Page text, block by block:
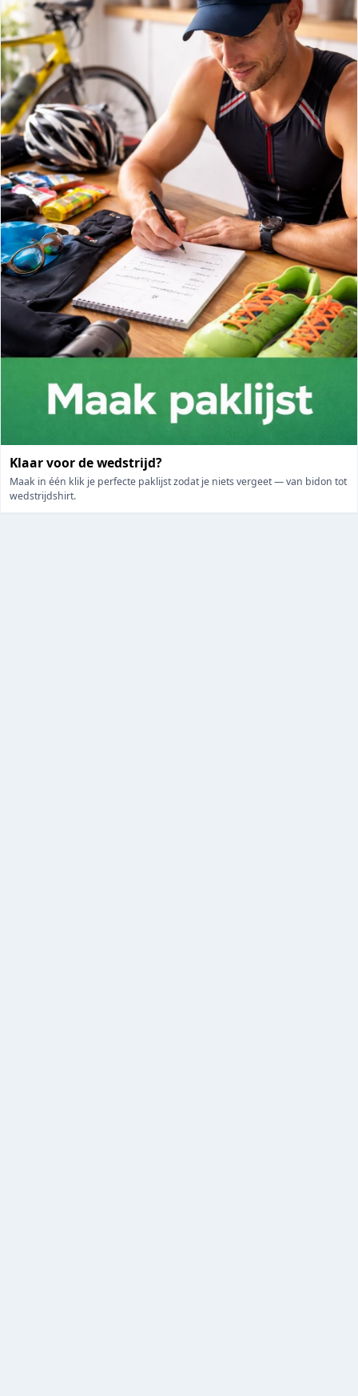
Klaar voor de wedstrijd?
Maak in één klik je perfecte paklijst zodat je niets vergeet — van bidon tot
wedstrijdshirt.